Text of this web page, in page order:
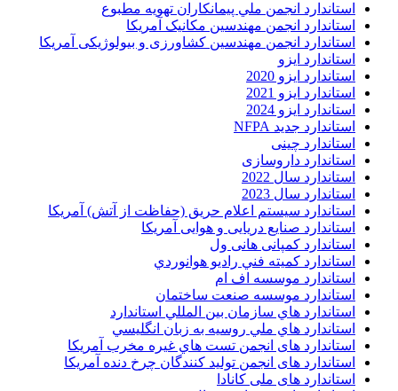
استاندارد انجمن ملي پيمانکاران تهويه مطبوع
استاندارد انجمن مهندسين مکانيک آمريکا
استاندارد انجمن مهندسین کشاورزی و بیولوژیکی آمریکا
استاندارد ایزو
استاندارد ایزو 2020
استاندارد ایزو 2021
استاندارد ایزو 2024
استاندارد جدید NFPA
استاندارد چینی
استاندارد داروسازی
استاندارد سال 2022
استاندارد سال 2023
استاندارد سیستم اعلام حریق (حفاظت از آتش) آمریکا
استاندارد صنایع دریایی و هوایی آمریکا
استاندارد کمپانی هانی ول
استاندارد کميته فني راديو هوانوردي
استاندارد موسسه اف ام
استاندارد موسسه صنعت ساختمان
استاندارد هاي سازمان بين المللي استاندارد
استاندارد هاي ملي روسيه به زبان انگليسي
استاندارد های انجمن تست هاي غيره مخرب آمريکا
استاندارد های انجمن توليد کنندگان چرخ دنده آمريکا
استاندارد های ملی کانادا